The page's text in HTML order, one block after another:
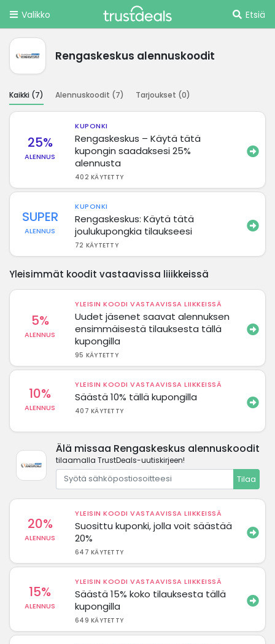
Valikko Etsiä
Rengaskeskus alennuskoodit
Kaikki (7) Alennuskoodit (7) Tarjoukset (0)
25%
ALENNUS
KUPONKI
Rengaskeskus – Käytä tätä
kupongin saadaksesi 25%
alennusta
402 KÄYTETTY
SUPER
ALENNUS
KUPONKI
Rengaskeskus: Käytä tätä
joulukupongkia tilaukseesi
72 KÄYTETTY
Yleisimmät koodit vastaavissa liiikkeissä
5%
ALENNUS
YLEISIN KOODI VASTAAVISSA LIIKKEISSÄ
Uudet jäsenet saavat alennuksen
ensimmäisestä tilauksesta tällä
kupongilla
95 KÄYTETTY
10%
ALENNUS
YLEISIN KOODI VASTAAVISSA LIIKKEISSÄ
Säästä 10% tällä kupongilla
407 KÄYTETTY
Älä missaa Rengaskeskus alennuskoodit
tilaamalla TrustDeals-uutiskirjeen!
Tilaa
20%
ALENNUS
YLEISIN KOODI VASTAAVISSA LIIKKEISSÄ
Suosittu kuponki, jolla voit säästää
20%
647 KÄYTETTY
15%
ALENNUS
YLEISIN KOODI VASTAAVISSA LIIKKEISSÄ
Säästä 15% koko tilauksesta tällä
kupongilla
649 KÄYTETTY